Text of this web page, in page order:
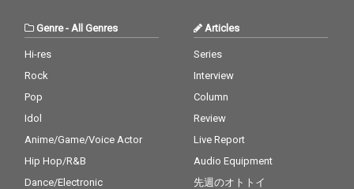
Genre- All Genres
Hi-res
Rock
Pop
Idol
Anime/Game/Voice Actor
Hip Hop/R&B
Dance/Electronic
Articles
Series
Interview
Column
Review
Live Report
Audio Equipment
先週のオトトイ